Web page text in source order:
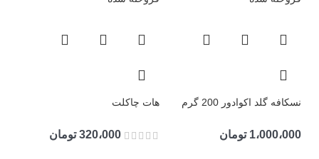
نسکافه گلد اکوادور 200 گرم
1،000،000 تومان
هات چاکلت
320،000 تومان